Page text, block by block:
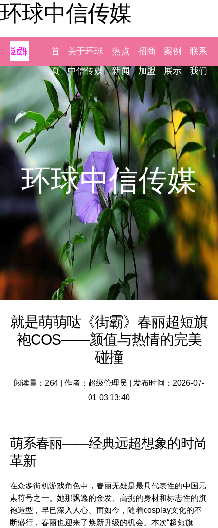
环球中信传媒
首
页
关于环球
中信传媒
热点
新闻
招商
加盟
案例
展示
联系
我们
环球中信传媒
就是萌萌哒《街霸》春丽超短旗
袍COS——颜值与热情的完美
碰撞
阅读量：264|作者：超级管理员
发布时间：2026-07-
01 03:13:40
萌系春丽——经典远超想象的时尚
革新
在众多街机游戏角色中，春丽无疑是最具代表性的中国元
素符号之一。她那飘逸的金发、高挑的身材和标志性的旗
袍造型，早已深入人心。而如今，随着cosplay文化的不
断盛行，春丽也迎来了焕新升级的机会。本次“超短旗